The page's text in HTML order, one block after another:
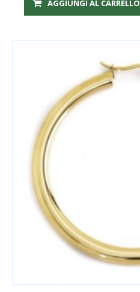
AGGIUNGI AL CARRELLO